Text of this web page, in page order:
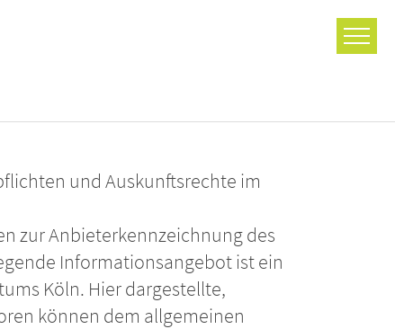
und Auskunftsrechte im
zur Anbieterkennzeichnung des
Informationsangebot ist ein
Köln. Hier dargestellte,
können dem allgemeinen